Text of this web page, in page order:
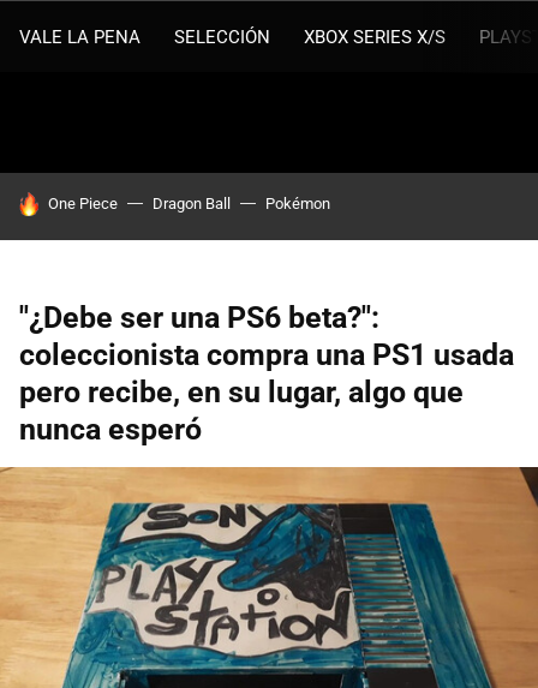
VALE LA PENA SELECCIÓN XBOX SERIES X/S
HOY SE HABLA DE
One Piece Dragon Ball Pokémon
"¿Debe ser una PS6 beta?":
coleccionista compra una PS1 usada
pero recibe, en su lugar, algo que
nunca esperó